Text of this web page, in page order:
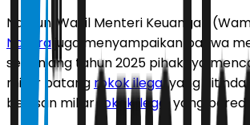
Namun, Wakil Menteri Keuangan
Nazarajuga menyampaikan bahwa
sepanjang tahun 2025 pihaknya
miliar batang rokok ilegalyang
belasan miliar rokok ilegalyang